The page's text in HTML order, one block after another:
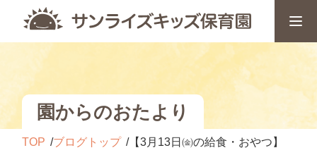
園からのおたより
TOP ブログトップ 【3月13日㈮の給食・おやつ】